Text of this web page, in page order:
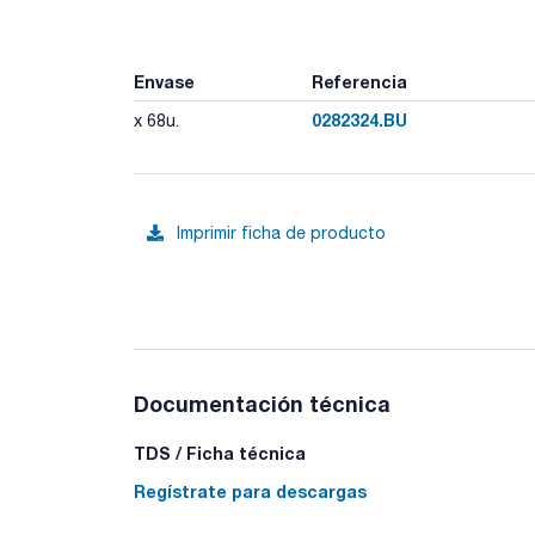
Envase Referencia
x 68u. 0282324.BU
Imprimir ficha de producto
Documentación técnica
TDS / Ficha técnica
Regístrate para descargas